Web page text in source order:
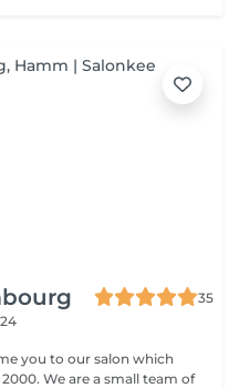
35
you to our salon which
team of